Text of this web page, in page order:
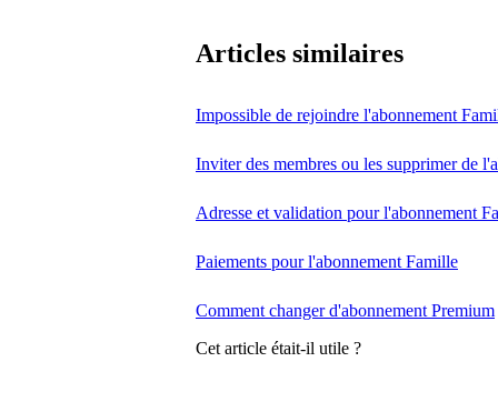
Articles similaires
Impossible de rejoindre l'abonnement
Inviter des membres ou les supprimer de
Adresse et validation pour l'abonnement
Paiements pour l'abonnement Famille
Comment changer d'abonnement Premium
Cet article était-il utile ?